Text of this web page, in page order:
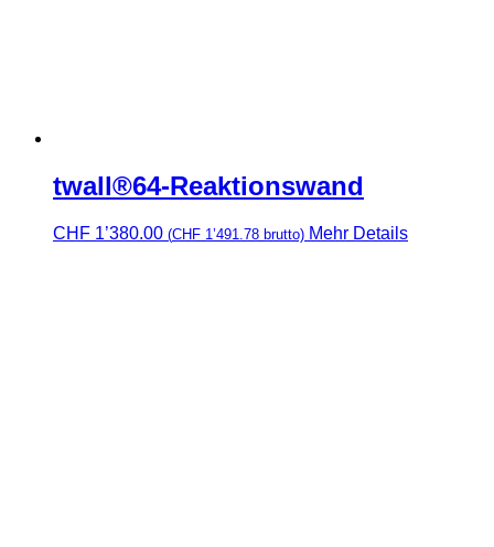
twall®64-Reaktionswand
CHF 1’380.00 (CHF 1’491.78 brutto) Mehr Details